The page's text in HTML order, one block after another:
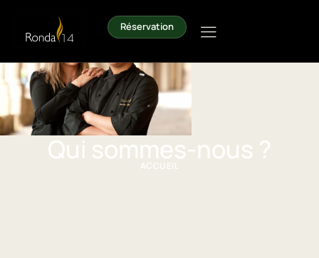
Réservation
Qui sommes-nous ?
ACCUEIL